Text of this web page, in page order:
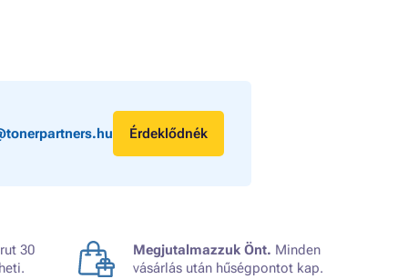
Érdeklődnék
30
Megjutalmazzuk Önt. Minden
vásárlás után hűségpontot kap.